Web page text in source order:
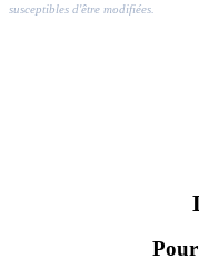
susceptibles d'être modifiées.